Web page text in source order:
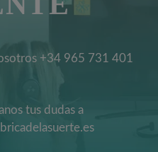
+34 965 731 401
tus dudas a